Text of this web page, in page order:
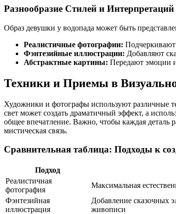
Разнообразие Стилей и Интерпретаций
Образ девушки у водопада может быть
Реалистичные фотографии: Подчеркивают
Фэнтезийные иллюстрации: Добавляют
Абстрактные картины: Передают эмоции
Техники и Приемы в
Художники и фотографы используют различные
свет может создать драматичный эффект, а
общее впечатление. Важно, чтобы каждая деталь
мистическая связь.
Сравнительная таблица: Подходы к
Подход
Реалистичная
фотография
Максимальная
Фэнтезийная
иллюстрация
Добавление сказочных
живописи